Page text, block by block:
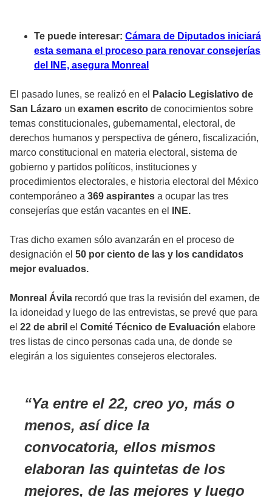
Te puede interesar: Cámara de Diputados iniciará
esta semana el proceso para renovar consejerías
del INE, asegura Monreal
El pasado lunes, se realizó en el
Palacio Legislativo de
San Lázaro un examen escrito de conocimientos sobre
temas constitucionales, gubernamental, electoral, de
derechos humanos y perspectiva de género, fiscalización,
marco constitucional en materia electoral, sistema de
gobierno y partidos políticos, instituciones y
procedimientos electorales, e historia electoral del México
contemporáneo a 369 aspirantes a ocupar las tres
consejerías que están vacantes en el
INE.
Tras dicho examen sólo avanzarán en el proceso de
designación el 50 por ciento de las y los candidatos
mejor evaluados.
Monreal Ávila recordó que tras la revisión del examen, de
la idoneidad y luego de las entrevistas, se prevé que para
el 22 de abril el Comité Técnico de Evaluación elabore
tres listas de cinco personas cada una, de donde se
elegirán a los siguientes consejeros electorales.
Ya entre el 22, creo yo, más o
menos, así dice la
convocatoria, ellos mismos
elaboran las quintetas de los
mejores, de las mejores y luego